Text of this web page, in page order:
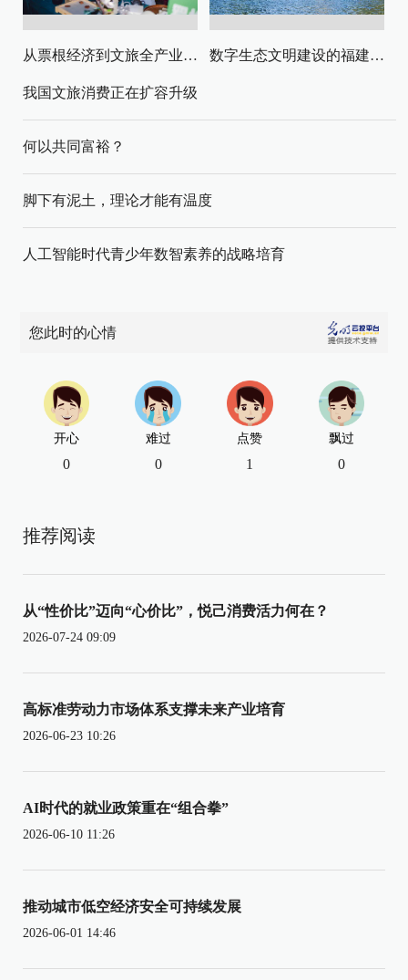
从票根经济到文旅全产业链升级 数字生态文明建设的福建路径与启示
我国文旅消费正在扩容升级
何以共同富裕？
脚下有泥土，理论才能有温度
人工智能时代青少年数智素养的战略培育
您此时的心情
开心
0
难过
0
点赞
1
飘过
0
推荐阅读
从“性价比”迈向“心价比”，悦己消费活力何在？
2026-07-24 09:09
高标准劳动力市场体系支撑未来产业培育
2026-06-23 10:26
AI时代的就业政策重在“组合拳”
2026-06-10 11:26
推动城市低空经济安全可持续发展
2026-06-01 14:46